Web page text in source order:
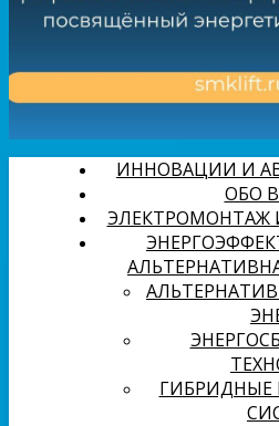
ИННОВАЦИИ И
ОБО
ЭЛЕКТРОМОНТАЖ